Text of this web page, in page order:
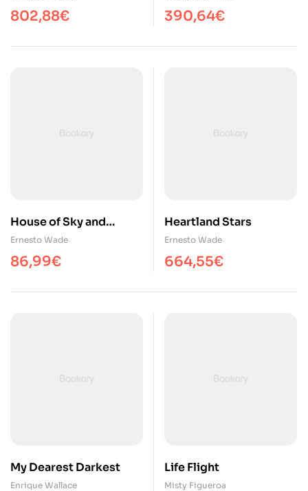
802,88€ 390,64€
House of Sky and
Breath
Ernesto Wade
86,99€
Heartland Stars
Ernesto Wade
664,55€
My Dearest Darkest
Enrique Wallace
Life Flight
Misty Figueroa